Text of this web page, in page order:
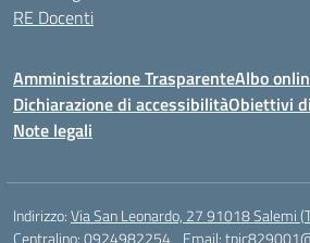
RE Docenti
Amministrazione TrasparenteAlbo
Dichiarazione di accessibilitàObiettivi
Note legali
Indirizzo:Via San Leonardo, 27 91018 Salemi
Centralino:0924982254 Email: